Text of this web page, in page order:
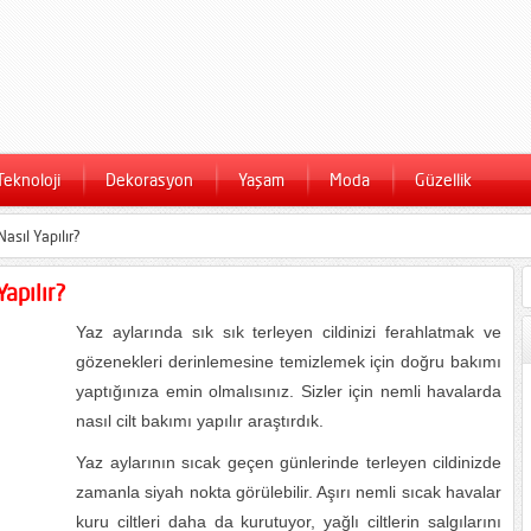
Dekorasyon Yaşam Moda Güzellik
Yapılır?
Yaz aylarında sık sık terleyen cildinizi ferahlatmak ve
gözenekleri derinlemesine temizlemek için doğru bakımı
yaptığınıza emin olmalısınız. Sizler için nemli havalarda
nasıl cilt bakımı yapılır araştırdık.
Yaz aylarının sıcak geçen günlerinde terleyen cildinizde
zamanla siyah nokta görülebilir. Aşırı nemli sıcak havalar
kuru ciltleri daha da kurutuyor, yağlı ciltlerin salgılarını